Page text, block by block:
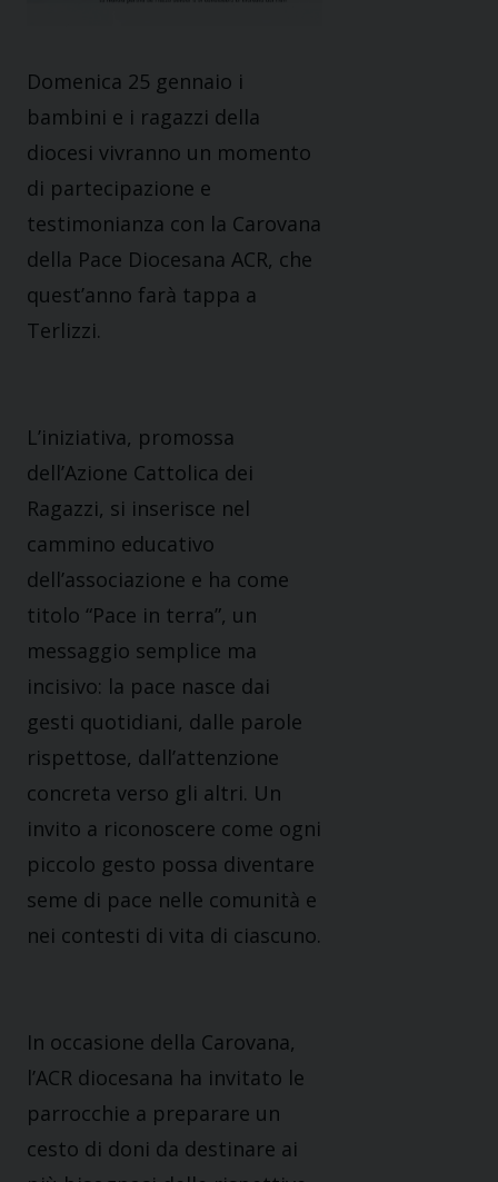
Domenica 25 gennaio i
bambini e i ragazzi della
diocesi vivranno un momento
di partecipazione e
testimonianza con la Carovana
della Pace Diocesana ACR, che
quest’anno farà tappa a
Terlizzi.
L’iniziativa, promossa
dell’Azione Cattolica dei
Ragazzi, si inserisce nel
cammino educativo
dell’associazione e ha come
titolo “Pace in terra”, un
messaggio semplice ma
incisivo: la pace nasce dai
gesti quotidiani, dalle parole
rispettose, dall’attenzione
concreta verso gli altri. Un
invito a riconoscere come ogni
piccolo gesto possa diventare
seme di pace nelle comunità e
nei contesti di vita di ciascuno.
In occasione della Carovana,
l’ACR diocesana ha invitato le
parrocchie a preparare un
cesto di doni da destinare ai